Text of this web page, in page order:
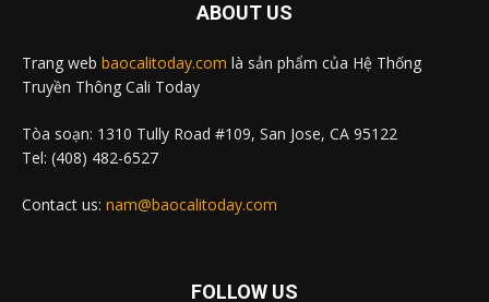
ABOUT US
Trang web baocalitoday.com là sản phẩm của Hệ Thống
Truyền Thông Cali Today
Tòa soạn: 1310 Tully Road #109, San Jose, CA 95122
Tel: (408) 482-6527
Contact us: nam@baocalitoday.com
FOLLOW US